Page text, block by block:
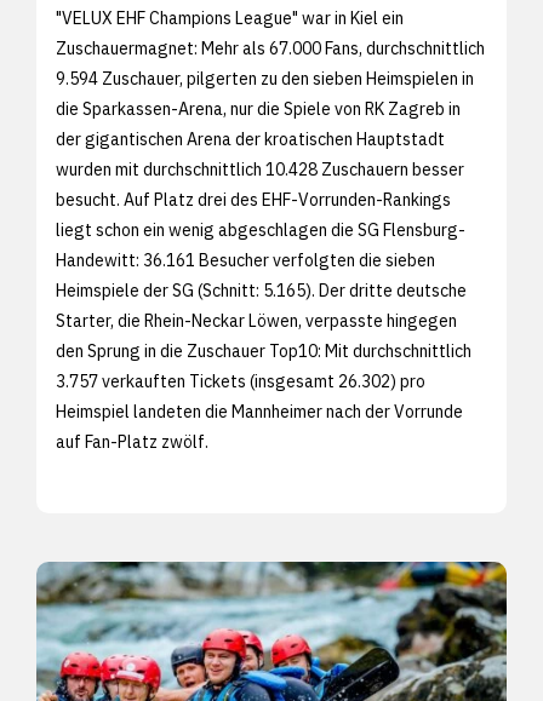
"VELUX EHF Champions League" war in Kiel ein
Zuschauermagnet: Mehr als 67.000 Fans, durchschnittlich
9.594 Zuschauer, pilgerten zu den sieben Heimspielen in
die Sparkassen-Arena, nur die Spiele von RK Zagreb in
der gigantischen Arena der kroatischen Hauptstadt
wurden mit durchschnittlich 10.428 Zuschauern besser
besucht. Auf Platz drei des EHF-Vorrunden-Rankings
liegt schon ein wenig abgeschlagen die SG Flensburg-
Handewitt: 36.161 Besucher verfolgten die sieben
Heimspiele der SG (Schnitt: 5.165). Der dritte deutsche
Starter, die Rhein-Neckar Löwen, verpasste hingegen
den Sprung in die Zuschauer Top10: Mit durchschnittlich
3.757 verkauften Tickets (insgesamt 26.302) pro
Heimspiel landeten die Mannheimer nach der Vorrunde
auf Fan-Platz zwölf.